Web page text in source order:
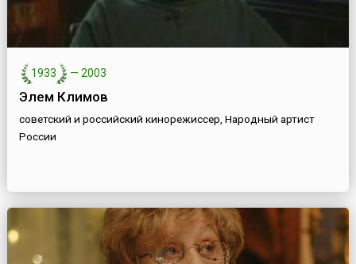
1933 — 2003
Элем Климов
советский и российский кинорежиссер, Народный артист
России